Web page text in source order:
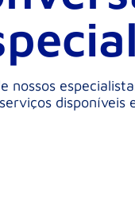
nossos
disponíveis